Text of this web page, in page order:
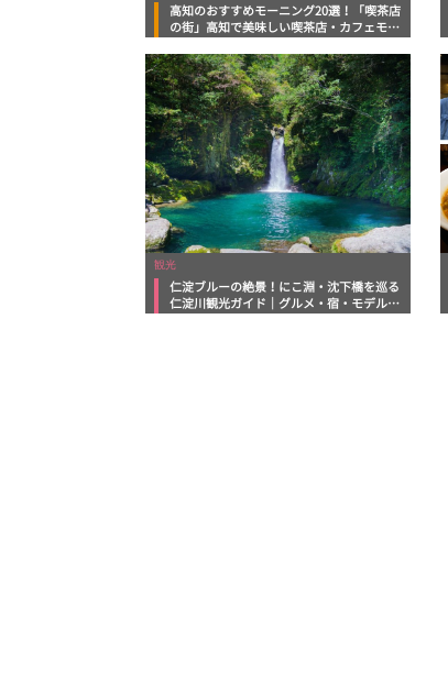
高知のおすすめモーニング20選！「喫茶店
の街」高知で美味しい喫茶店・カフェモー
観光
仁淀ブルーの絶景！にこ淵・沈下橋を巡る
仁淀川観光ガイド｜グルメ・宿・モデルコ